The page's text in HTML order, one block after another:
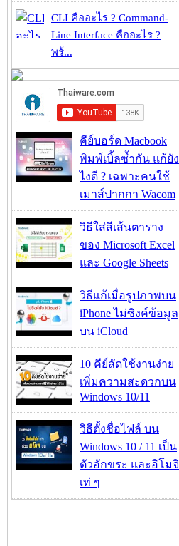
CLI คืออะไร ? Command-
Line Interface คืออะไร ?
พร้...
คีย์บอร์ด Macbook
พิมพ์เบิ้ลซ้ำกัน แก้ยัง
ไงดี ? เฉพาะคนใช้
เมาส์ปากกา Wacom
วิธีใส่สีเส้นตาราง
ของ Microsoft Excel
และ Google Sheets
วิธีแก้เมื่อรูปภาพบน
iPhone ไม่ซิงค์ข้อมูล
บน iCloud
10 คีย์ลัดใช้งานง่าย
เพิ่มความสะดวกบน
Windows 10/11
วิธีตั้งชื่อไฟล์ บน
Windows 10 / 11 เป็น
ตัวอักขระ และอิโมจิ
เท่ ๆ